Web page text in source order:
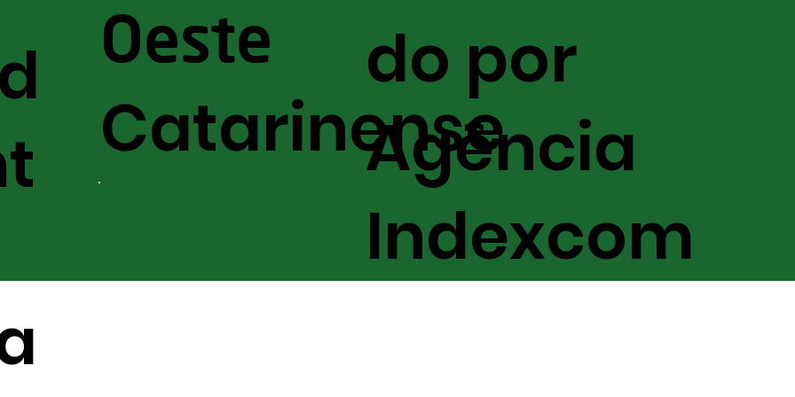
do por
Agência
Indexcom
Oeste
Catarinense